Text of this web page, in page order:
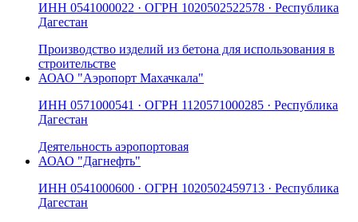
ИНН 0541000022 · ОГРН 1020502522578 · Республика
Дагестан
Производство изделий из бетона для использования в
строительстве
АОАО "Аэропорт Махачкала"
ИНН 0571000541 · ОГРН 1120571000285 · Республика
Дагестан
Деятельность аэропортовая
АОАО "Дагнефть"
ИНН 0541000600 · ОГРН 1020502459713 · Республика
Дагестан